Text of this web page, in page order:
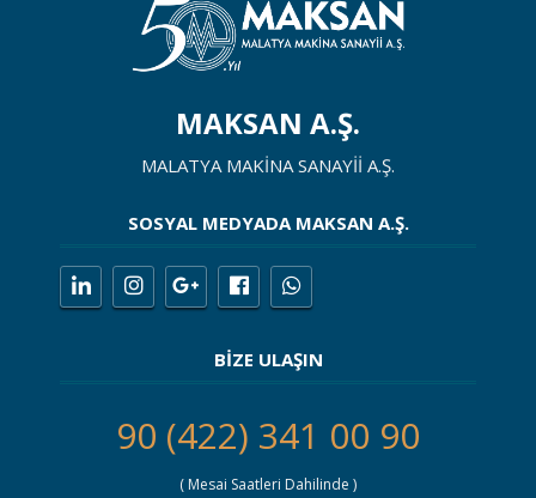
MAKSAN A.Ş.
MALATYA MAKİNA SANAYİİ A.Ş.
SOSYAL MEDYADA MAKSAN A.Ş.
BİZE ULAŞIN
90 (422) 341 00 90
( Mesai Saatleri Dahilinde )